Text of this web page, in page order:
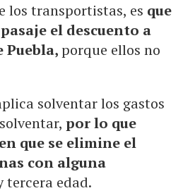
los transportistas, es que
el descuento a
Puebla,porque ellos no
solventar los gastos
por lo que
que se elimine el
con alguna
tercera edad.